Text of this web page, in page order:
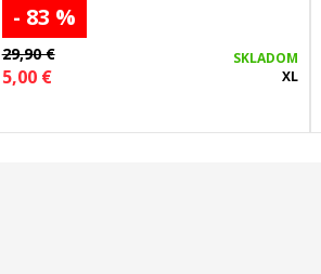
- 83 %
29,90 €
5,00 €
SKLADOM
XL